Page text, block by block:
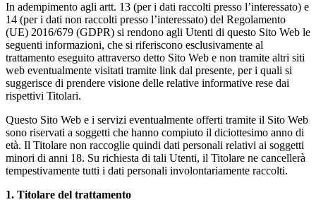
In adempimento agli artt. 13 (per i dati raccolti presso l’interessato) e
14 (per i dati non raccolti presso l’interessato) del Regolamento
(UE) 2016/679 (GDPR) si rendono agli Utenti di questo Sito Web le
seguenti informazioni, che si riferiscono esclusivamente al
trattamento eseguito attraverso detto Sito Web e non tramite altri siti
web eventualmente visitati tramite link dal presente, per i quali si
suggerisce di prendere visione delle relative informative rese dai
rispettivi Titolari.
Questo Sito Web e i servizi eventualmente offerti tramite il Sito Web
sono riservati a soggetti che hanno compiuto il diciottesimo anno di
età. Il Titolare non raccoglie quindi dati personali relativi ai soggetti
minori di anni 18. Su richiesta di tali Utenti, il Titolare ne cancellerà
tempestivamente tutti i dati personali involontariamente raccolti.
1. Titolare del trattamento